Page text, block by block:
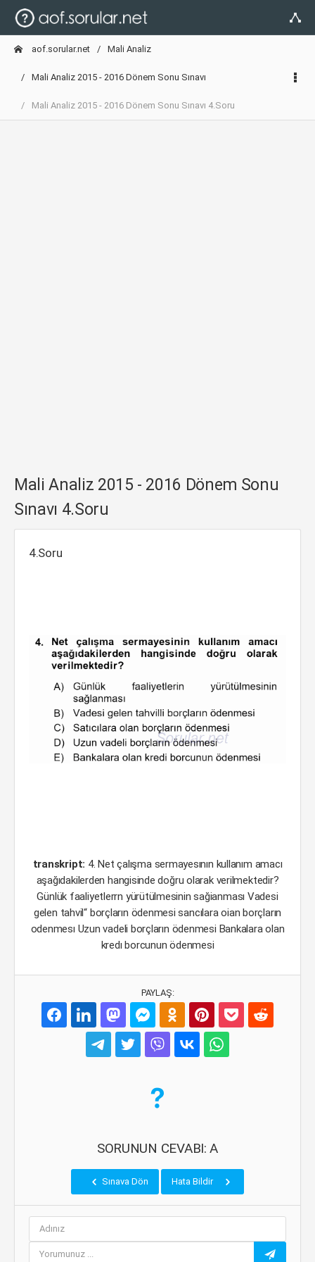
aof.sorular.net Mali Analiz
Mali Analiz 2015 - 2016 Dönem Sonu Sınavı
Mali Analiz 2015 - 2016 Dönem Sonu Sınavı 4.Soru
Mali Analiz 2015 - 2016 Dönem Sonu
Sınavı 4.Soru
4.Soru
transkript: 4. Net çalışma sermayesının kullanım amacı
aşağıdakilerden hangisinde doğru olarak verilmektedir?
Günlük faaliyetlerrn yürütülmesinin sağianması Vadesi
gelen tahvil“ borçların ödenmesi sancılara oian borçların
odenmesı Uzun vadeli borçların ödenmesi Bankalara olan
kredı borcunun ödenmesi
PAYLAŞ:
SORUNUN CEVABI: A
Sınava Dön Hata Bildir